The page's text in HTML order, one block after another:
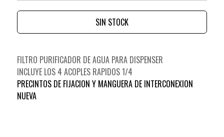
SIN STOCK
FILTRO PURIFICADOR DE AGUA PARA DISPENSER
INCLUYE LOS 4 ACOPLES RAPIDOS 1/4
PRECINTOS DE FIJACION Y MANGUERA DE INTERCONEXION
NUEVA